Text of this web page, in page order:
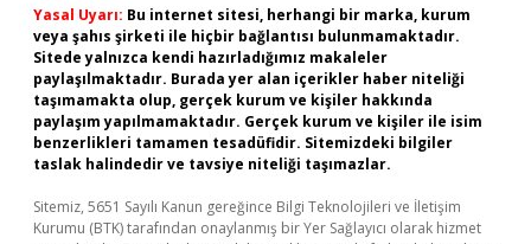
Yasal Uyarı: Bu internet sitesi, herhangi bir marka, kurum
veya şahıs şirketi ile hiçbir bağlantısı bulunmamaktadır.
Sitede yalnızca kendi hazırladığımız makaleler
paylaşılmaktadır. Burada yer alan içerikler haber niteliği
taşımamakta olup, gerçek kurum ve kişiler hakkında
paylaşım yapılmamaktadır. Gerçek kurum ve kişiler ile isim
benzerlikleri tamamen tesadüfidir. Sitemizdeki bilgiler
taslak halindedir ve tavsiye niteliği taşımazlar.
Sitemiz, 5651 Sayılı Kanun gereğince Bilgi Teknolojileri ve İletişim
Kurumu (BTK) tarafından onaylanmış bir Yer Sağlayıcı olarak hizmet